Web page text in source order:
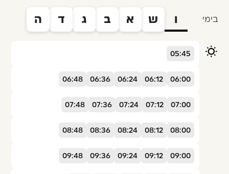
בימי ו ש א ב ג ד ה
05:45
06:00
06:12
06:24
06:36
06:48
07:00
07:12
07:24
07:36
07:48
08:00
08:12
08:24
08:36
08:48
09:00
09:12
09:24
09:36
09:48